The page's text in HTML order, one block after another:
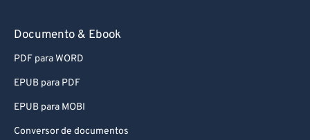
Documento & Ebook
PDF para WORD
EPUB para PDF
EPUB para MOBI
Conversor de documentos